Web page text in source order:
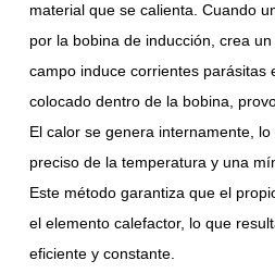
material que se calienta. Cuando
por la bobina de inducción, crea
campo induce corrientes parásitas
colocado dentro de la bobina,
El calor se genera internamente,
preciso de la temperatura y una
Este método garantiza que el
el elemento calefactor, lo que
eficiente y constante.